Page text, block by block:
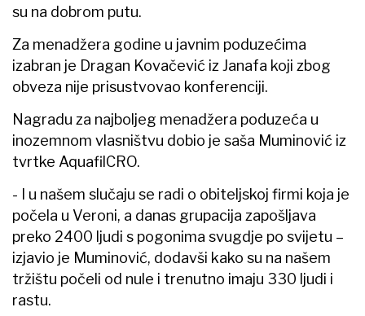
su na dobrom putu.
Za menadžera godine u javnim poduzećima
izabran je Dragan Kovačević iz Janafa koji zbog
obveza nije prisustvovao konferenciji.
Nagradu za najboljeg menadžera poduzeća u
inozemnom vlasništvu dobio je saša Muminović iz
tvrtke AquafilCRO.
- I u našem slučaju se radi o obiteljskoj firmi koja je
počela u Veroni, a danas grupacija zapošljava
preko 2400 ljudi s pogonima svugdje po svijetu –
izjavio je Muminović, dodavši kako su na našem
tržištu počeli od nule i trenutno imaju 330 ljudi i
rastu.